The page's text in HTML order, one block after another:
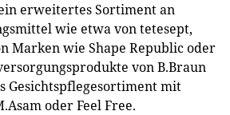
erweitertes Sortiment an
wie etwa von tetesept,
Marken wie Shape Republic oder
von B.Braun
Gesichtspflegesortiment mit
oder Feel Free.